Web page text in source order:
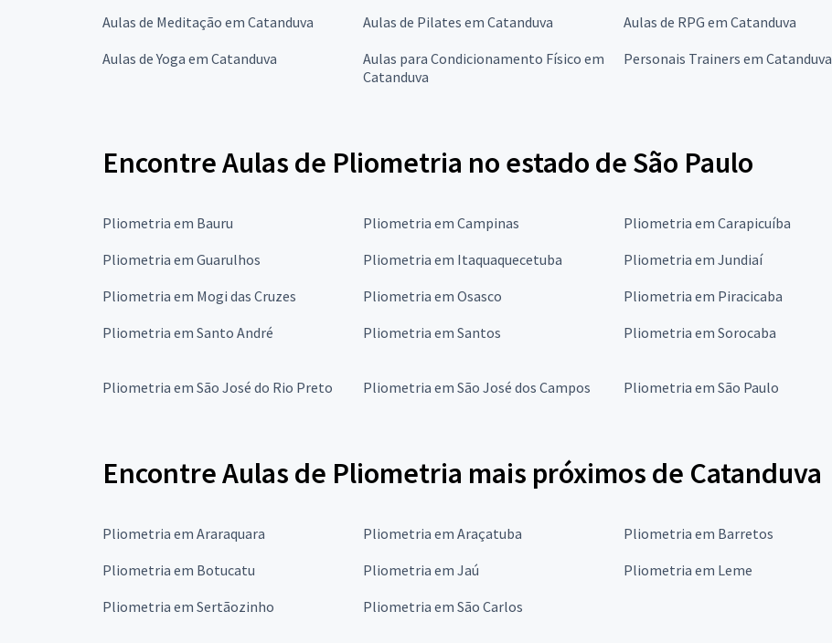
Aulas de Meditação em Catanduva
Aulas de Pilates em Catanduva Aulas de RPG em Catanduva
Aulas de Yoga em Catanduva
Aulas para Condicionamento Físico em
Catanduva
Personais Trainers em Catanduva
Encontre Aulas de Pliometria no estado de São Paulo
Pliometria em Bauru Pliometria em Campinas Pliometria em Carapicuíba
Pliometria em Guarulhos
Pliometria em Itaquaquecetuba Pliometria em Jundiaí
Pliometria em Mogi das Cruzes
Pliometria em Osasco Pliometria em Piracicaba
Pliometria em Santo André
Pliometria em Santos Pliometria em Sorocaba
Pliometria em São José do Rio Preto
Pliometria em São José dos Campos Pliometria em São Paulo
Encontre Aulas de Pliometria mais próximos de Catanduva
Pliometria em Araraquara Pliometria em Araçatuba Pliometria em Barretos
Pliometria em Botucatu
Pliometria em Jaú Pliometria em Leme
Pliometria em Sertãozinho
Pliometria em São Carlos